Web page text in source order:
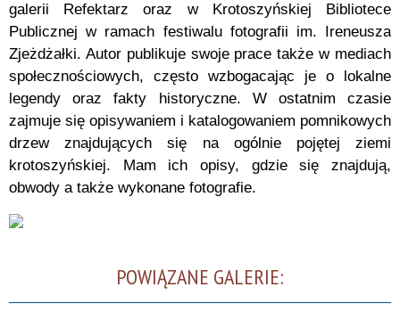
galerii Refektarz oraz w Krotoszyńskiej Bibliotece
Publicznej w ramach festiwalu fotografii im. Ireneusza
Zjeżdżałki. Autor publikuje swoje prace także w mediach
społecznościowych, często wzbogacając je o lokalne
legendy oraz fakty historyczne. W ostatnim czasie
zajmuje się opisywaniem i katalogowaniem pomnikowych
drzew znajdujących się na ogólnie pojętej ziemi
krotoszyńskiej. Mam ich opisy, gdzie się znajdują,
obwody a także wykonane fotografie.
POWIĄZANE GALERIE: